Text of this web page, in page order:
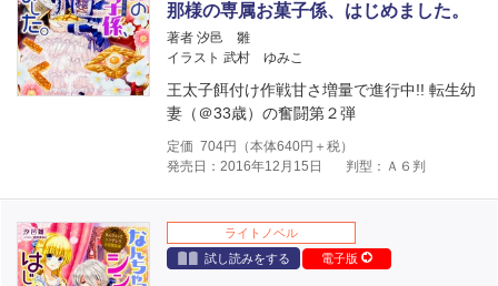
那様の専属お菓子係、はじめました。
著者 汐邑 雛
イラスト 武村 ゆみこ
王太子餌付け作戦甘さ増量で進行中!! 転生幼
妻（＠33歳）の奮闘第２弾
定価 704円（本体640円＋税）
発売日：2016年12月15日
判型：Ａ６判
ライトノベル
試し読みをする
電子版